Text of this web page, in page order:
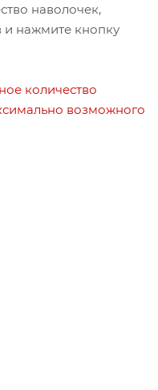
наволочек,
и нажмите кнопку
количество
возможного